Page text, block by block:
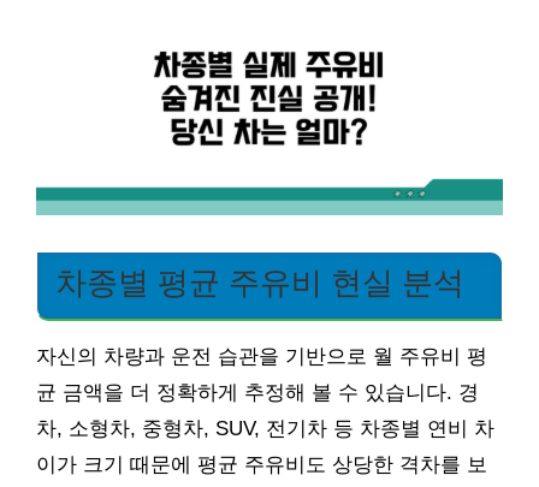
차종별 평균 주유비 현실 분석
자신의 차량과 운전 습관을 기반으로 월 주유비 평
균 금액을 더 정확하게 추정해 볼 수 있습니다. 경
차, 소형차, 중형차, SUV, 전기차 등 차종별 연비 차
이가 크기 때문에 평균 주유비도 상당한 격차를 보